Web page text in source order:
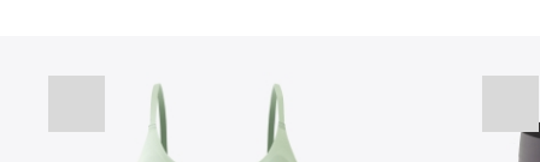
[썸머블프] 2만원 할인 쿠폰(8.1~31)